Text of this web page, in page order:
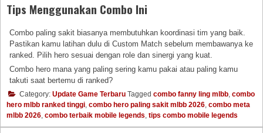
Tips Menggunakan Combo Ini
Combo paling sakit biasanya membutuhkan koordinasi tim yang baik.
Pastikan kamu latihan dulu di Custom Match sebelum membawanya ke
ranked. Pilih hero sesuai dengan role dan sinergi yang kuat.
Combo hero mana yang paling sering kamu pakai atau paling kamu
takuti saat bertemu di ranked?
Category: Update Game Terbaru Tagged combo fanny ling mlbb, combo
hero mlbb ranked tinggi, combo hero paling sakit mlbb 2026, combo meta
mlbb 2026, combo terbaik mobile legends, tips combo mobile legends